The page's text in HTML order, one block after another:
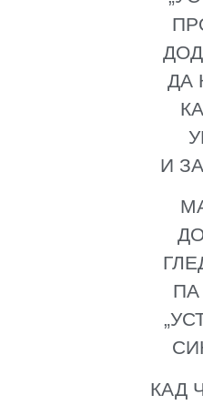
ДА
И
ПА
КАД